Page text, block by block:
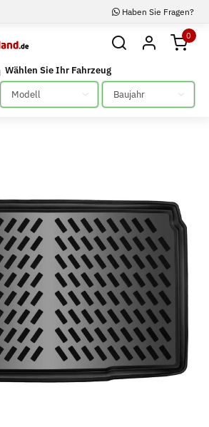
Haben Sie Fragen?
0
Wählen Sie Ihr Fahrzeug
Bitte auswählen Bitte auswählen